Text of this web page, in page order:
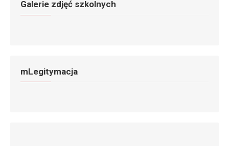
Galerie zdjęć szkolnych
mLegitymacja